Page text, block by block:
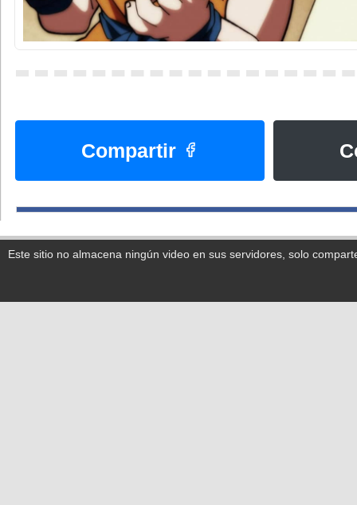
Compartir
Este sitio no almacena ningún video en sus servidores, solo